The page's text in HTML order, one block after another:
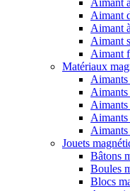
Aimant
Aimant
Aimant
Aimant
Aimant
Matériaux
Aimants
Jouets
Bâtons
Boules
Blocs